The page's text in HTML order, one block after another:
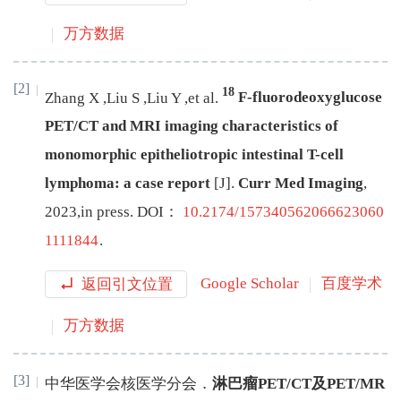
万方数据
[2]
Zhang X ,Liu S ,Liu Y ,et al. 18 F-fluorodeoxyglucose
PET/CT and MRI imaging characteristics of
monomorphic epitheliotropic intestinal T-cell
lymphoma: a case report [J] . Curr Med Imaging,
2023,in press. DOI： 10.2174/157340562066623060
1111844.
返回引文位置 Google Scholar 百度学术
万方数据
[3] 中华医学会核医学分会 ． 淋巴瘤PET/CT及PET/MR